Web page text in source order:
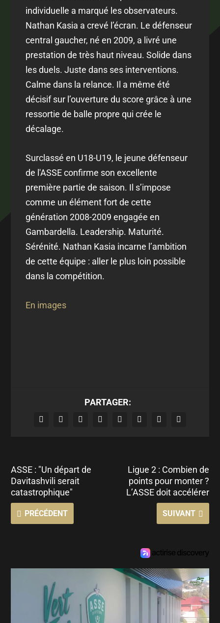
individuelle a marqué les observateurs.
Nathan Kasia a crevé l’écran. Le défenseur
central gaucher, né en 2009, a livré une
prestation de très haut niveau. Solide dans
les duels. Juste dans ses interventions.
Calme dans la relance. Il a même été
décisif sur l’ouverture du score grâce à une
ressortie de balle propre qui crée le
décalage.
Surclassé en U18-U19, le jeune défenseur
de l'ASSE confirme son excellente
première partie de saison. Il s’impose
comme un élément fort de cette
génération 2008-2009 engagée en
Gambardella. Leadership. Maturité.
Sérénité. Nathan Kasia incarne l’ambition
de cette équipe : aller le plus loin possible
dans la compétition.
En images
PARTAGER:
ASSE : "Un départ de
Davitashvili serait
catastrophique"
PRÉCÉDENT
Ligue 2 : Combien de
points pour monter ?
L’ASSE doit accélérer
SUIVANT